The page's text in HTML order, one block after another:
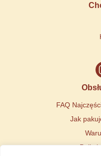
FAQ
Jak